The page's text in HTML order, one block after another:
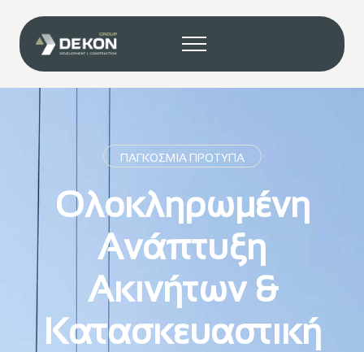
ΠΑΓΚΟΣΜΙΑ ΠΡΟΤΥΠΑ
Ολοκληρωμένη
Ανάπτυξη
Ακινήτων &
Κατασκευαστική